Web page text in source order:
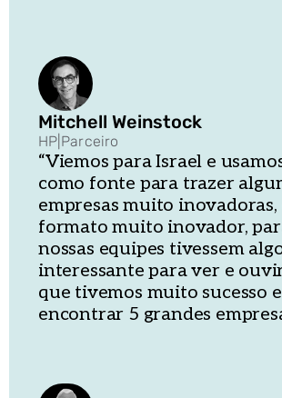
Mitchell Weinstock
HP Parceiro
“Viemos para Israel e
como fonte para trazer
empresas muito inovadoras,
formato muito inovador,
nossas equipes tivessem
interessante para ver e
que tivemos muito sucesso
encontrar 5 grandes